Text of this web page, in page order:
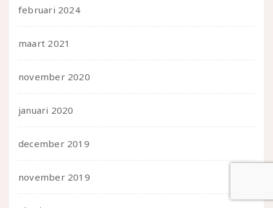
februari 2024
maart 2021
november 2020
januari 2020
december 2019
november 2019